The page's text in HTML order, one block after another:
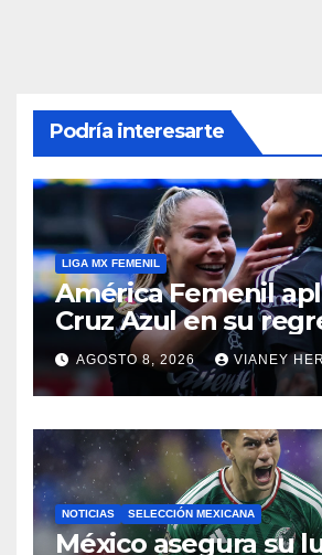
Podría interesarte
LIGA MX FEMENIL
América Femenil
Cruz Azul en su
casa
AGOSTO 8, 2026 VIANEY
NOTICIAS SELECCIÓN MEXICANA
México asegura su